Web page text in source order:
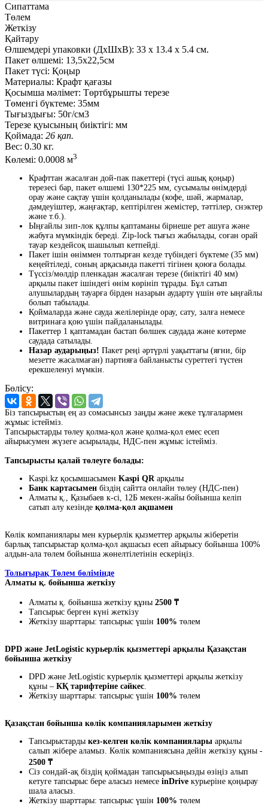
Сипаттама
Төлем
Жеткізу
Қайтару
Өлшемдері упаковки (ДxШxВ): 33 x 13.4 x 5.4 см.
Пакет өлшемі: 13,5х22,5см
Пакет түсі: Қоңыр
Материалы: Крафт қағазы
Қосымша мәлімет: Төртбұрышты терезе
Төменгі бүктеме: 35мм
Тығыздығы: 50г/см3
Терезе қуысының биіктігі: мм
Қоймада: 26 қап.
Вес: 0.30 кг.
Көлемі: 0.0008 м3
Крафттан жасалған дой-пак пакеттері (түсі ашық қоңыр)
терезесі бар, пакет өлшемі 130*225 мм, сусымалы өнімдерді
орау және сақтау үшін қолданылады (кофе, шәй, жармалар,
дәмдеуіштер, жаңғақтар, кептірілген жемістер, тәттілер, снэктер
және т.б.).
Ыңғайлы зип-лок құлпы қаптаманы бірнеше рет ашуға және
жабуға мүмкіндік береді. Zip-lock тығыз жабылады, соған орай
тауар кездейсоқ шашылып кетпейді.
Пакет ішін өніммен толтырған кезде түбіндегі бүктеме (35 мм)
кеңейтіледі, соның арқасында пакетті тігінен қоюға болады.
Түссіз/мөлдір пленкадан жасалған терезе (биіктігі 40 мм)
арқылы пакет ішіндегі өнім көрініп тұрады. Бұл сатып
алушылардың тауарға бірден назарын аударту үшін өте ыңғайлы
болып табылады.
Қоймаларда және сауда желілерінде орау, сату, залға немесе
витринаға қою үшін пайдаланылады.
Пакеттер 1 қаптамадан бастап бөлшек саудада және көтерме
саудада сатылады.
Назар аударыңыз! Пакет реңі әртүрлі уақыттағы (яғни, бір
мезетте жасалмаған) партияға байланысты суреттегі түстен
ерекшеленуі мүмкін.
Бөлісу:
Біз тапсырыстың ең аз сомасынсыз заңды және жеке тұлғалармен
жұмыс істейміз.
Тапсырыстарды төлеу қолма-қол және қолма-қол емес есеп
айырысумен жүзеге асырылады, НДС-пен жұмыс істейміз.
Тапсырысты қалай төлеуге болады:
Kaspi.kz қосымшасымен Kaspi QRарқылы
Банк картасымен біздің сайтта онлайн төлеу (НДС-пен)
Алматы қ., Қазыбаев к-сі, 12Б мекен-жайы бойынша келіп
сатып алу кезінде қолма-қол ақшамен
Көлік компаниялары мен курьерлік қызметтер арқылы жіберетін
барлық тапсырыстар қолма-қол ақшасыз есеп айырысу бойынша 100%
алдын-ала төлем бойынша жөнелтілетінін ескеріңіз.
Толығырақ Төлем бөлімінде
Алматы қ. бойынша жеткізу
Алматы қ. бойынша жеткізу құны 2500 ₸
Тапсырыс берген күні жеткізу
Жеткізу шарттары: тапсырыс үшін 100% төлем
DPD және JetLogistic курьерлік қызметтері арқылы Қазақстан
бойынша жеткізу
DPD және JetLogistic курьерлік қызметтері арқылы жеткізу
құны – КҚ тарифтеріне сәйкес.
Жеткізу шарттары: тапсырыс үшін 100% төлем
Қазақстан бойынша көлік компанияларымен жеткізу
Тапсырыстарды кез-келген көлік компаниялары арқылы
салып жібере аламыз. Көлік компаниясына дейін жеткізу құны -
2500 ₸
Сіз сондай-ақ біздің қоймадан тапсырысыңызды өзіңіз алып
кетуге тапсырыс бере аласыз немесе inDrive курьеріне қоңырау
шала аласыз.
Жеткізу шарттары: тапсырыс үшін 100% төлем